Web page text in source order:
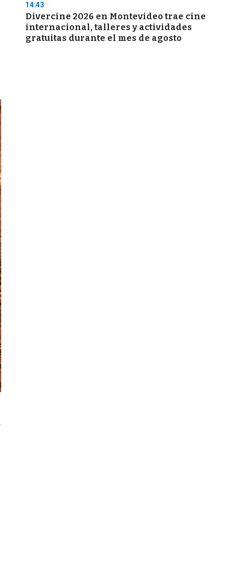
14:43
Divercine 2026 en Montevideo trae cine
internacional, talleres y actividades
gratuitas durante el mes de agosto